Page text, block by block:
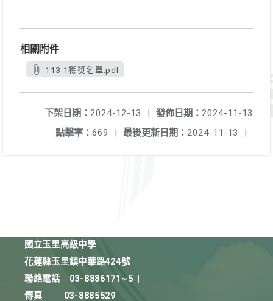
相關附件
113-1獲獎名單.pdf
發佈日期： 2024-11-13
下架日期： 2024-12-13
|
最後更新日期： 2024-11-13 |
點擊率： 669 |
國立玉里高級中學
花蓮縣玉里鎮中華路424號
聯絡電話
03-8886171~5
傳真
03-8885529